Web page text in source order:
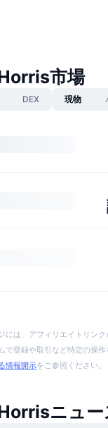
市場
DEX 現物
には、アフィリエイトリン
で登録や取引など特定の操
情報開示をご参照ください。
ニュー